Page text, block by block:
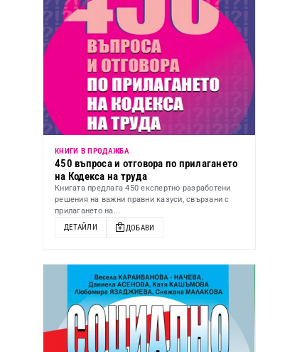
КНИГИ В ПРОДАЖБА
450 въпроса и отговора по прилагането
на Кодекса на труда
Книгата предлага 450 експертно разработени
решения на важни правни казуси, свързани с
прилагането на...
ДЕТАЙЛИ
ДОБАВИ